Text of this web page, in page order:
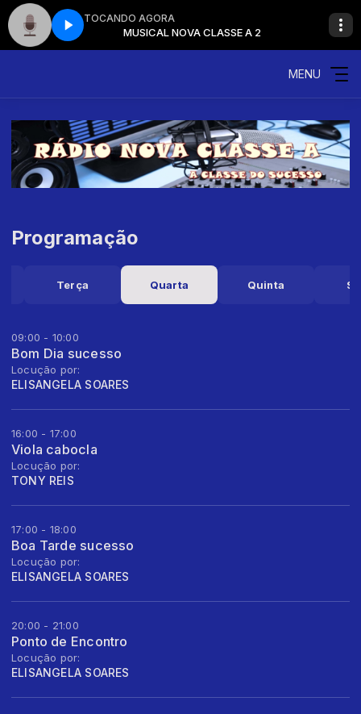
TOCANDO AGORA
A 2 MUSICAL NOVA CLASSE A 2
MENU
Programação
Terça Quarta Quinta
09:00 - 10:00
Bom Dia sucesso
Locução por:
ELISANGELA SOARES
16:00 - 17:00
Viola cabocla
Locução por:
TONY REIS
17:00 - 18:00
Boa Tarde sucesso
Locução por:
ELISANGELA SOARES
20:00 - 21:00
Ponto de Encontro
Locução por:
ELISANGELA SOARES